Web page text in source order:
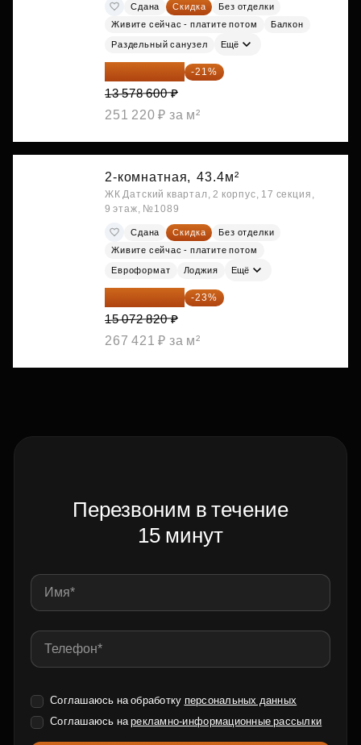
Сдана Скидка
Без отделки
Живите сейчас - платите потом
Балкон
Раздельный санузел Ещё
10 727 094 ₽ -21%
13 578 600 ₽
251 220 ₽ за м²
2-комнатная, 43.4м²
ЖК Датский квартал, 2 корпус, 17 секция,
9 этаж, №1089
Сдана Скидка
Без отделки
Живите сейчас - платите потом
Евроформат Лоджия Ещё
11 606 071 ₽ -23%
15 072 820 ₽
267 421 ₽ за м²
Перезвоним в течение
15 минут
Соглашаюсь на обработку персональных данных
Соглашаюсь нарекламно-информационные рассылки